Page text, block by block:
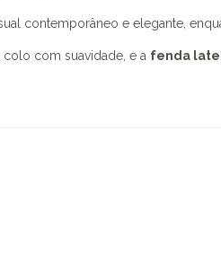
contemporâneo e elegante,
colo com suavidade, e a fenda